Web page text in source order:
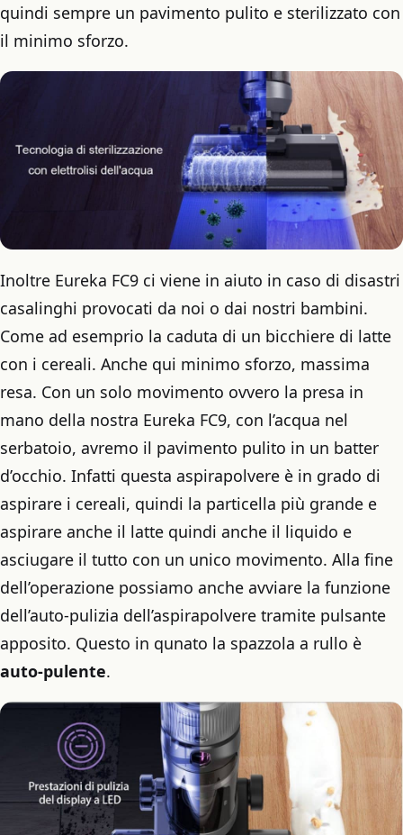
quindi sempre un pavimento pulito e sterilizzato con
il minimo sforzo.
Inoltre Eureka FC9 ci viene in aiuto in caso di disastri
casalinghi provocati da noi o dai nostri bambini.
Come ad esemprio la caduta di un bicchiere di latte
con i cereali. Anche qui minimo sforzo, massima
resa. Con un solo movimento ovvero la presa in
mano della nostra Eureka FC9, con l’acqua nel
serbatoio, avremo il pavimento pulito in un batter
d’occhio. Infatti questa aspirapolvere è in grado di
aspirare i cereali, quindi la particella più grande e
aspirare anche il latte quindi anche il liquido e
asciugare il tutto con un unico movimento. Alla fine
dell’operazione possiamo anche avviare la funzione
dell’auto-pulizia dell’aspirapolvere tramite pulsante
apposito. Questo in qunato la spazzola a rullo è
auto-pulente.